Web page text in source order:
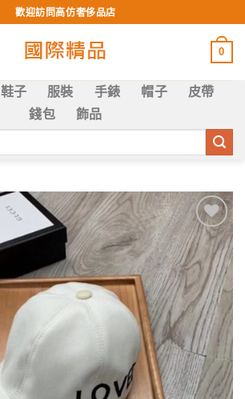
歡迎訪問高仿奢侈品店
0
鞋子 服裝 手錶 帽子
皮帶
錢包
飾品
Add to
wishlist